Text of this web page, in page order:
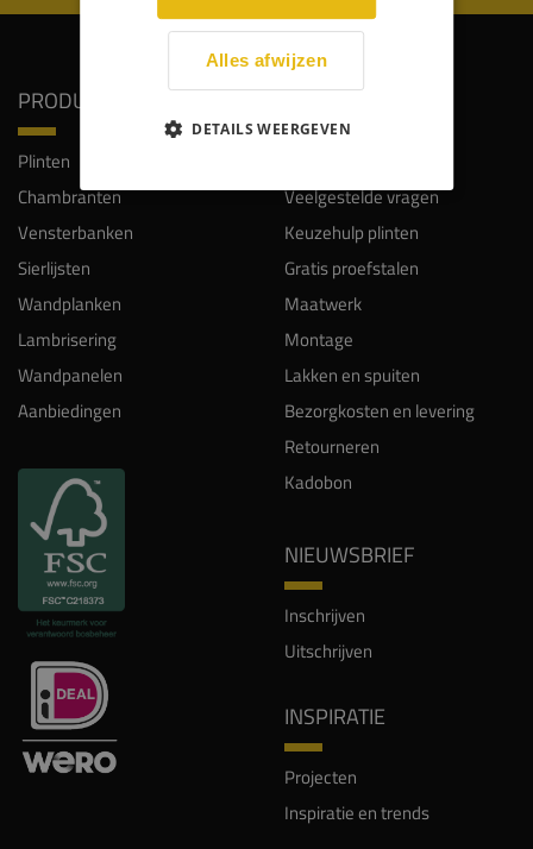
PRODUCTEN
Plinten
Chambranten
Vensterbanken
Sierlijsten
Wandplanken
Lambrisering
Wandpanelen
Aanbiedingen
SERVICE
Veelgestelde vragen
Keuzehulp plinten
Gratis proefstalen
Maatwerk
Montage
Lakken en spuiten
Bezorgkosten en levering
Retourneren
Kadobon
NIEUWSBRIEF
Inschrijven
Uitschrijven
INSPIRATIE
Projecten
Inspiratie en trends
Alles afwijzen
DETAILS WEERGEVEN